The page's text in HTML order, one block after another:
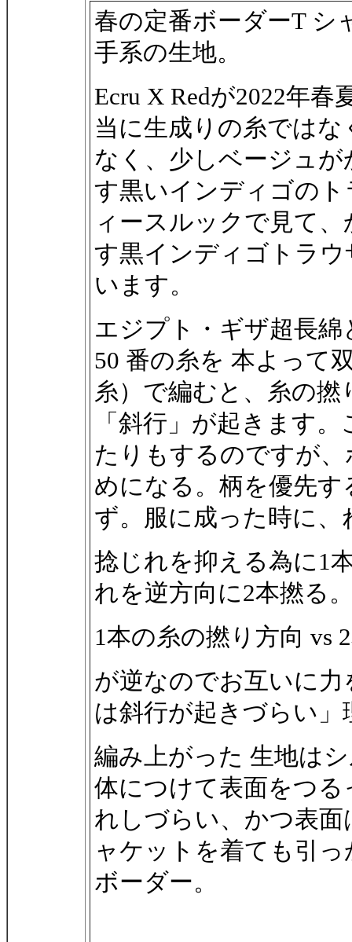
春の定番ボーダーT シ
手系の生地。
Ecru X Redが2022年
当に生成りの糸では
なく、少しベージュ
す黒いインディゴの
ィースルックで見て
す黒インディゴトラウ
います。
エジプト・ギザ超長
50 番の糸を 本よって
糸）で編むと、糸の
「斜行」が起きます
たりもするのですが
めになる。柄を優先
ず。服に成った時に
捻じれを抑える為に1
れを逆方向に2本撚る
1本の糸の撚り方向 vs
が逆なのでお互いに
は斜行が起きづらい」
編み上がった 生地は
体につけて表面をつ
れしづらい、かつ表
ャケットを着ても引
ボーダー。